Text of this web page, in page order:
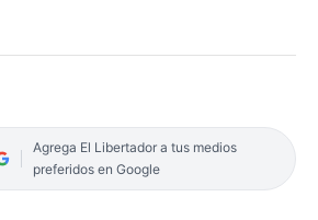
Agrega El Libertador a tus medios
preferidos en Google